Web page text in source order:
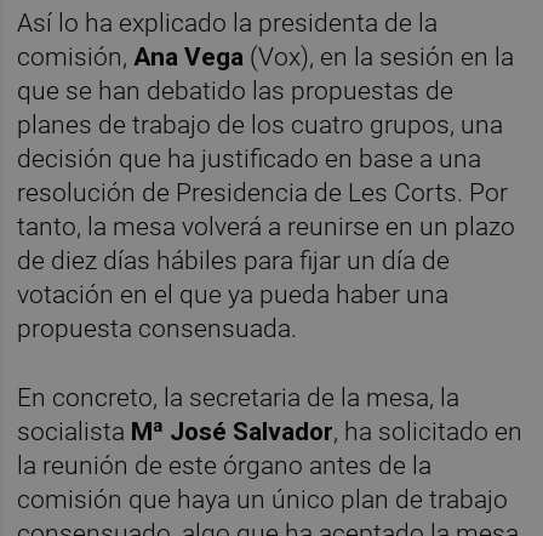
Así lo ha explicado la presidenta de la
comisión, Ana Vega (Vox), en la sesión en la
que se han debatido las propuestas de
planes de trabajo de los cuatro grupos, una
decisión que ha justificado en base a una
resolución de Presidencia de Les Corts. Por
tanto, la mesa volverá a reunirse en un plazo
de diez días hábiles para fijar un día de
votación en el que ya pueda haber una
propuesta consensuada.
En concreto, la secretaria de la mesa, la
socialista Mª José Salvador, ha solicitado en
la reunión de este órgano antes de la
comisión que haya un único plan de trabajo